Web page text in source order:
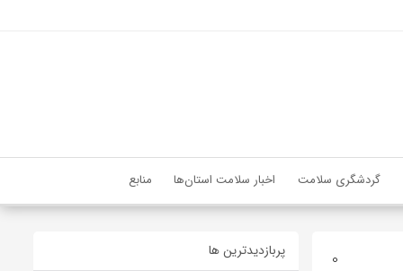
گردشگری سلامت اخبار سلامت استان‌ها منابع
0 پربازدیدترین ها